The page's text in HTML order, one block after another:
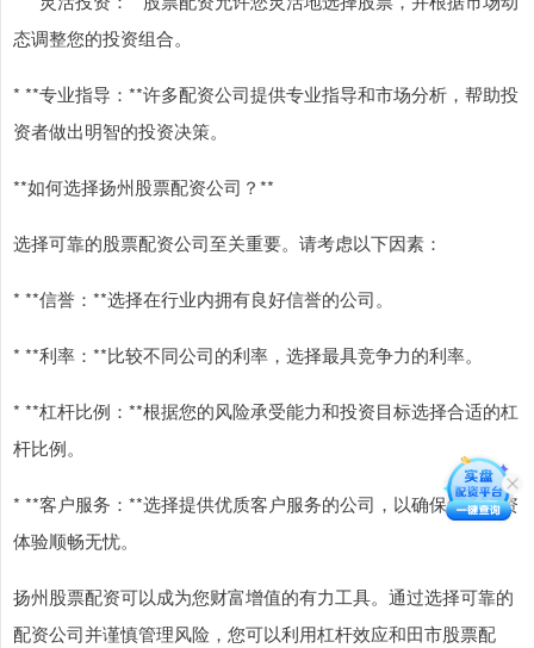
态调整您的投资组合。
* **专业指导：**许多配资公司提供专业指导和市场分析，帮助投
资者做出明智的投资决策。
**如何选择扬州股票配资公司？**
选择可靠的股票配资公司至关重要。请考虑以下因素：
* **信誉：**选择在行业内拥有良好信誉的公司。
* **利率：**比较不同公司的利率，选择最具竞争力的利率。
* **杠杆比例：**根据您的风险承受能力和投资目标选择合适的杠
杆比例。
* **客户服务：**选择提供优质客户服务的公司，以确保您的投资
体验顺畅无忧。
扬州股票配资可以成为您财富增值的有力工具。通过选择可靠的
配资公司并谨慎管理风险，您可以利用杠杆效应和田市股票配